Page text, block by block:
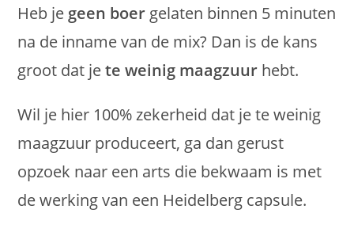
Heb je geen boer gelaten binnen 5 minuten
na de inname van de mix? Dan is de kans
groot dat jete weinig maagzuur hebt.
Wil je hier 100% zekerheid dat je te weinig
maagzuur produceert, ga dan gerust
opzoek naar een arts die bekwaam is met
de werking van een Heidelberg capsule.